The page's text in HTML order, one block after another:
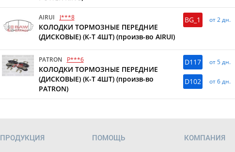
AIRUI J***8
КОЛОДКИ ТОРМОЗНЫЕ ПЕРЕДНИЕ
(ДИСКОВЫЕ) (К-Т 4ШТ) (произв-во AIRUI)
BG_1 от 2 дн.
PATRON P***6
КОЛОДКИ ТОРМОЗНЫЕ ПЕРЕДНИЕ
(ДИСКОВЫЕ) (К-Т 4ШТ) (произв-во
PATRON)
D117 от 5 дн.
D102 от 6 дн.
ПРОДУКЦИЯ ПОМОЩЬ КОМПАНИЯ